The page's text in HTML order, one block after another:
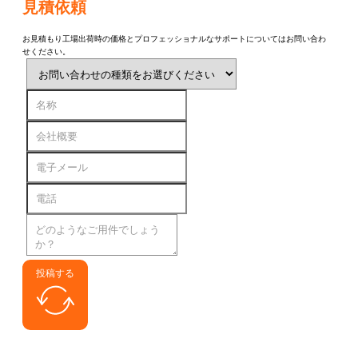
見積依頼
お見積もり工場出荷時の価格とプロフェッショナルなサポートについてはお問い合わ
せください。
投稿する